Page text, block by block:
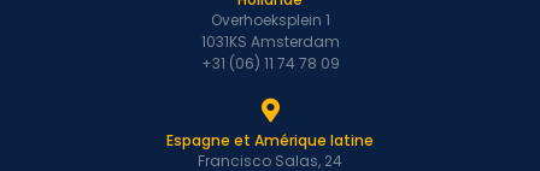
Overhoeksplein 1
1031KS Amsterdam
+31 (06) 11 74 78 09
Espagne et Amérique latine
Francisco Salas, 24